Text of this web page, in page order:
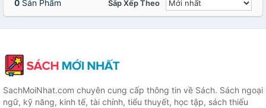
0 Sản Phẩm Sắp Xếp Theo
SachMoiNhat.com chuyên cung cấp thông tin về Sách. Sách ngoại
ngữ, kỹ năng, kinh tế, tài chính, tiểu thuyết, học tập, sách thiếu